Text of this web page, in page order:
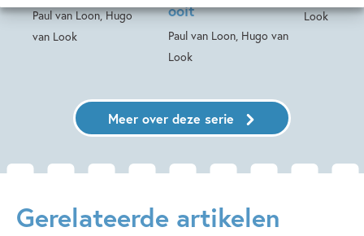
Paul van Loon, Hugo
van Look
ooit
Paul van Loon, Hugo van
Look
Look
Meer over deze serie
Gerelateerde artikelen